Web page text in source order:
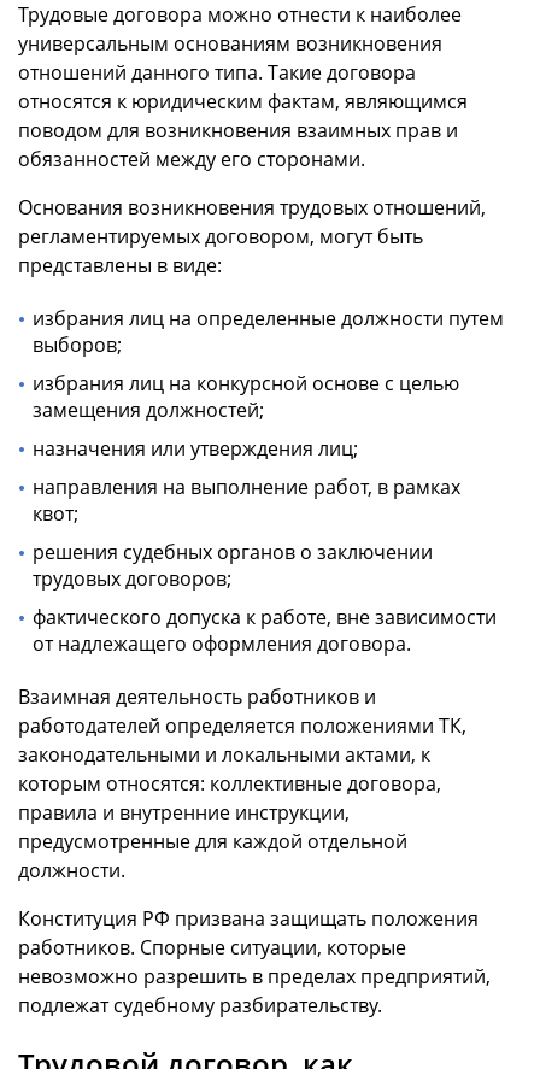
Трудовые договора можно отнести к наиболее
универсальным основаниям возникновения
отношений данного типа. Такие договора
относятся к юридическим фактам, являющимся
поводом для возникновения взаимных прав и
обязанностей между его сторонами.
Основания возникновения трудовых отношений,
регламентируемых договором, могут быть
представлены в виде:
избрания лиц на определенные должности путем
выборов;
избрания лиц на конкурсной основе с целью
замещения должностей;
назначения или утверждения лиц;
направления на выполнение работ, в рамках
квот;
решения судебных органов о заключении
трудовых договоров;
фактического допуска к работе, вне зависимости
от надлежащего оформления договора.
Взаимная деятельность работников и
работодателей определяется положениями ТК,
законодательными и локальными актами, к
которым относятся: коллективные договора,
правила и внутренние инструкции,
предусмотренные для каждой отдельной
должности.
Конституция РФ призвана защищать положения
работников. Спорные ситуации, которые
невозможно разрешить в пределах предприятий,
подлежат судебному разбирательству.